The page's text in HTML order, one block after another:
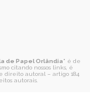
de Papel Orlândia" é de
citando nossos links, é
direito autoral – artigo 184
autorais.